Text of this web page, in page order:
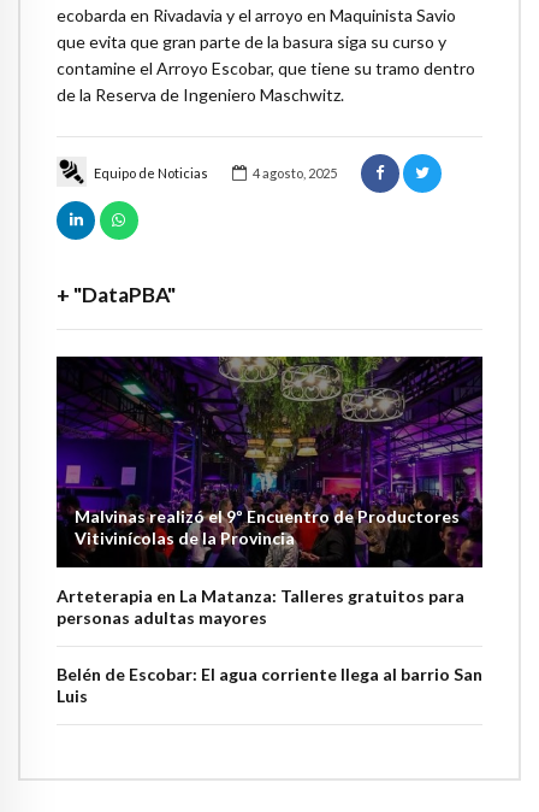
Equipo de Noticias 4 agosto, 2025
+ "DataPBA"
Malvinas realizó el 9º Encuentro de Productores
Vitivinícolas de la Provincia
Arteterapia en La Matanza: Talleres gratuitos para
personas adultas mayores
Belén de Escobar: El agua corriente llega al barrio San
Luis
ecobarda en Rivadavia y el arroyo en Maquinista Savio
que evita que gran parte de la basura siga su curso y
contamine el Arroyo Escobar, que tiene su tramo dentro
de la Reserva de Ingeniero Maschwitz.